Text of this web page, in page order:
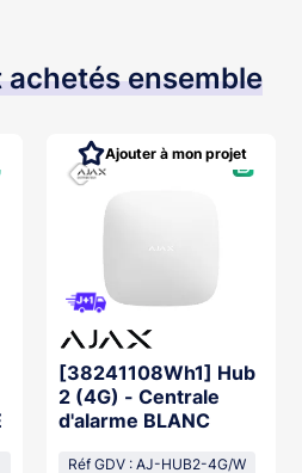
ensemble
[38241108Wh1] Hub
2 (4G) - Centrale
d'alarme BLANC
Réf GDV : AJ-HUB2-4G/W
Ajouter à mon projet